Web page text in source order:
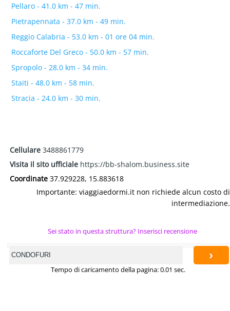
Pellaro - 41.0 km - 47 min.
Pietrapennata - 37.0 km - 49 min.
Reggio Calabria - 53.0 km - 01 ore 04 min.
Roccaforte Del Greco - 50.0 km - 57 min.
Spropolo - 28.0 km - 34 min.
Staiti - 48.0 km - 58 min.
Stracia - 24.0 km - 30 min.
Cellulare 3488861779
Visita il sito ufficiale https://bb-shalom.business.site
Coordinate 37.929228, 15.883618
Importante: viaggiaedormi.it non richiede alcun costo di
intermediazione.
Sei stato in questa struttura? Inserisci recensione
›
Tempo di caricamento della pagina: 0.01 sec.